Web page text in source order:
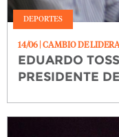
DEPORTES
14/06 | CAMBIO DE
EDUARDO
PRESIDENTE